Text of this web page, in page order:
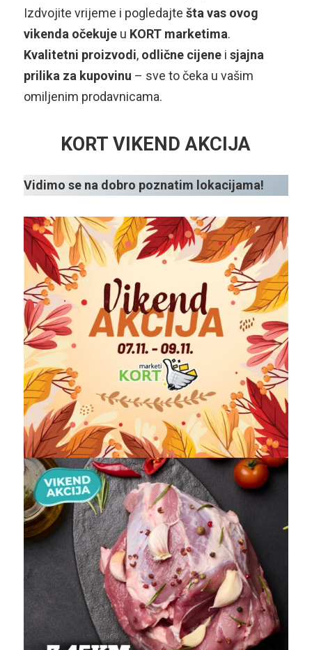
Izdvojite vrijeme i pogledajte šta vas ovog
vikenda očekujeu KORT marketima.
Kvalitetni proizvodi, odlične cijenei sjajna
prilika za kupovinu – sve to čeka u vašim
omiljenim prodavnicama.
KORT VIKEND AKCIJA
Vidimo se na dobro poznatim lokacijama!